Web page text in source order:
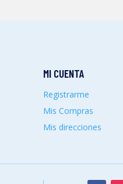
MI CUENTA
Registrarme
Mis Compras
Mis direcciones